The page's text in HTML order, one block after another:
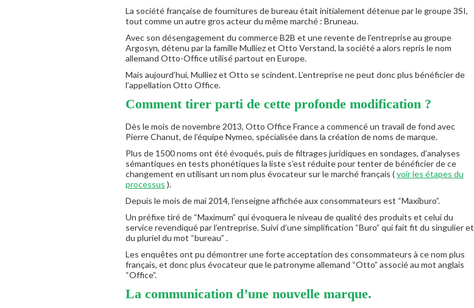
La société française de fournitures de bureau était initialement détenue par le groupe 3SI,
tout comme un autre gros acteur du même marché : Bruneau.
Avec son désengagement du commerce B2B et une revente de l’entreprise au groupe
Argosyn, détenu par la famille Mulliez et Otto Verstand, la société a alors repris le nom
allemand Otto-Office utilisé partout en Europe.
Mais aujourd’hui, Mulliez et Otto se scindent. L’entreprise ne peut donc plus bénéficier de
l’appellation Otto Office.
Comment tirer parti de cette profonde modification ?
Dès le mois de novembre 2013, Otto Office France a commencé un travail de fond avec
Pierre Chanut, de l’équipe Nymeo, spécialisée dans la création de noms de marque.
Plus de 1500 noms ont été évoqués, puis de filtrages juridiques en sondages, d’analyses
sémantiques en tests phonétiques la liste s’est réduite pour tenter de bénéficier de ce
changement en utilisant un nom plus évocateur sur le marché français (voir les étapes du
processus ).
Depuis le mois de mai 2014, l’enseigne affichée aux consommateurs est “Maxiburo”.
Un préfixe tiré de “Maximum” qui évoquera le niveau de qualité des produits et celui du
service revendiqué par l’entreprise. Suivi d’une simplification “Buro” qui fait fit du singulier et
du pluriel du mot “bureau” .
Les enquêtes ont pu démontrer une forte acceptation des consommateurs à ce nom plus
français, et donc plus évocateur que le patronyme allemand “Otto” associé au mot anglais
“Office”.
La communication d’une nouvelle marque.